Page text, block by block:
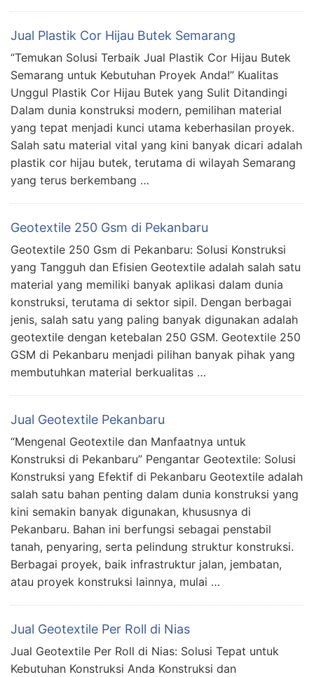
Jual Plastik Cor Hijau Butek Semarang
“Temukan Solusi Terbaik Jual Plastik Cor Hijau Butek
Semarang untuk Kebutuhan Proyek Anda!” Kualitas
Unggul Plastik Cor Hijau Butek yang Sulit Ditandingi
Dalam dunia konstruksi modern, pemilihan material
yang tepat menjadi kunci utama keberhasilan proyek.
Salah satu material vital yang kini banyak dicari adalah
plastik cor hijau butek, terutama di wilayah Semarang
yang terus berkembang …
Geotextile 250 Gsm di Pekanbaru
Geotextile 250 Gsm di Pekanbaru: Solusi Konstruksi
yang Tangguh dan Efisien Geotextile adalah salah satu
material yang memiliki banyak aplikasi dalam dunia
konstruksi, terutama di sektor sipil. Dengan berbagai
jenis, salah satu yang paling banyak digunakan adalah
geotextile dengan ketebalan 250 GSM. Geotextile 250
GSM di Pekanbaru menjadi pilihan banyak pihak yang
membutuhkan material berkualitas …
Jual Geotextile Pekanbaru
“Mengenal Geotextile dan Manfaatnya untuk
Konstruksi di Pekanbaru” Pengantar Geotextile: Solusi
Konstruksi yang Efektif di Pekanbaru Geotextile adalah
salah satu bahan penting dalam dunia konstruksi yang
kini semakin banyak digunakan, khususnya di
Pekanbaru. Bahan ini berfungsi sebagai penstabil
tanah, penyaring, serta pelindung struktur konstruksi.
Berbagai proyek, baik infrastruktur jalan, jembatan,
atau proyek konstruksi lainnya, mulai …
Jual Geotextile Per Roll di Nias
Jual Geotextile Per Roll di Nias: Solusi Tepat untuk
Kebutuhan Konstruksi Anda Konstruksi dan